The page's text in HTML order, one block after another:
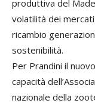
produttiva del
volatilità dei
ricambio
sostenibilità.
Per Prandini il
capacità
nazionale della